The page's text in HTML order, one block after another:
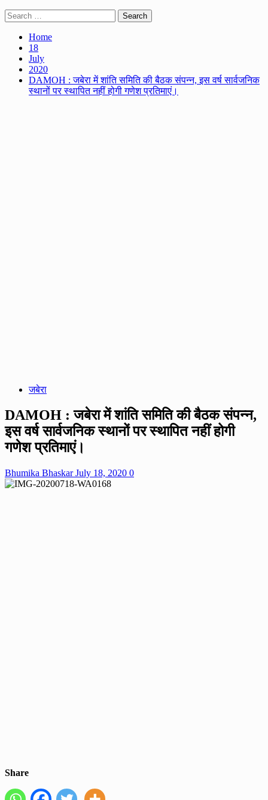
Search
for:
Home
18
July
2020
DAMOH : जबेरा में शांति समिति की बैठक संपन्न, इस वर्ष सार्वजनिक
स्थानों पर स्थापित नहीं होगी गणेश प्रतिमाएं।
जबेरा
DAMOH : जबेरा में शांति समिति की बैठक संपन्न,
इस वर्ष सार्वजनिक स्थानों पर स्थापित नहीं होगी
गणेश प्रतिमाएं।
Bhumika BhaskarJuly 18, 2020 0
Share